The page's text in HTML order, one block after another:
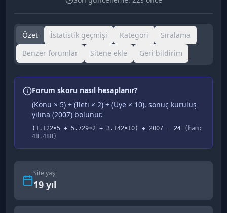
Özet İstatistik geçmişi Kategori
Sıralama
Benzer forumlar
Sitene ekle Geri bildirim
Forum skoru nasıl hesaplanır?
(Konu × 5) + (İleti × 2) + (Üye × 10), sonuç kuruluş
yılına (2007) bölünür.
( 1.122×5 + 5.729×2 + 3.142×10) ÷ 2007 = 24 (ham:
48.488)
Site yaşı
19 yıl